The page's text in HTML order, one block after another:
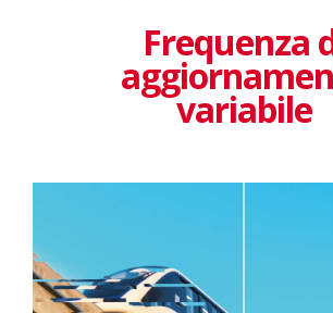
Frequenza
variabile